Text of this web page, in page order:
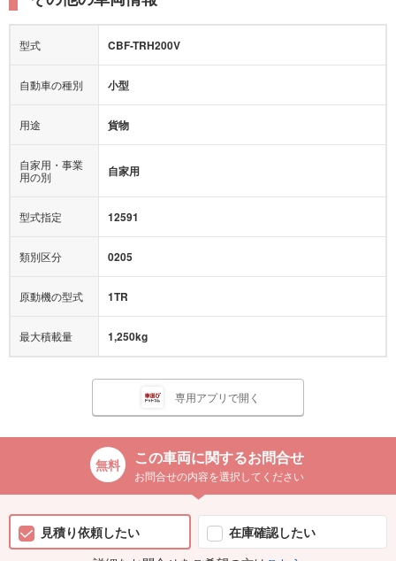
型式 CBF-TRH200V
自動車の種別 小型
用途 貨物
自家用・事業
用の別
自家用
型式指定 12591
類別区分 0205
原動機の型式 1TR
最大積載量 1,250kg
専用アプリで開く
この車両に関するお問合せ
お問合せの内容を選択してください
見積り依頼したい
在庫確認したい